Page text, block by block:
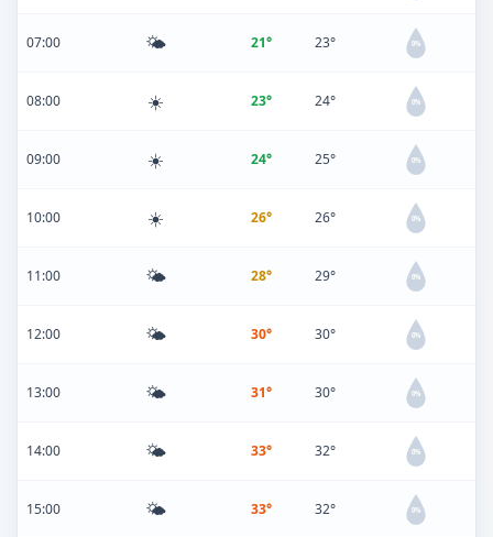
07:00 🌤️ 21° 23° 0%
08:00 ☀️ 23° 24° 0%
09:00 ☀️ 24° 25° 0%
10:00 ☀️ 26° 26° 0%
11:00 🌤️ 28° 29° 0%
12:00 🌤️ 30° 30° 0%
13:00 🌤️ 31° 30° 0%
14:00 🌤️ 33° 32° 0%
15:00 🌤️ 33° 32° 0%